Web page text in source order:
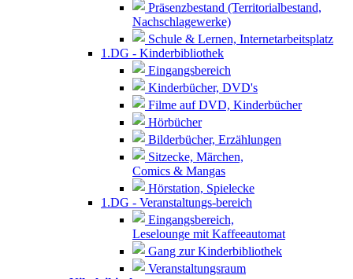
Präsenzbestand (Territorialbestand,
Nachschlagewerke)
Schule & Lernen, Internetarbeitsplatz
1.DG - Kinderbibliothek
Eingangsbereich
Kinderbücher, DVD's
Filme auf DVD, Kinderbücher
Hörbücher
Bilderbücher, Erzählungen
Sitzecke, Märchen,
Comics & Mangas
Hörstation, Spielecke
1.DG - Veranstaltungs-bereich
Eingangsbereich,
Leselounge mit Kaffeeautomat
Gang zur Kinderbibliothek
Veranstaltungsraum